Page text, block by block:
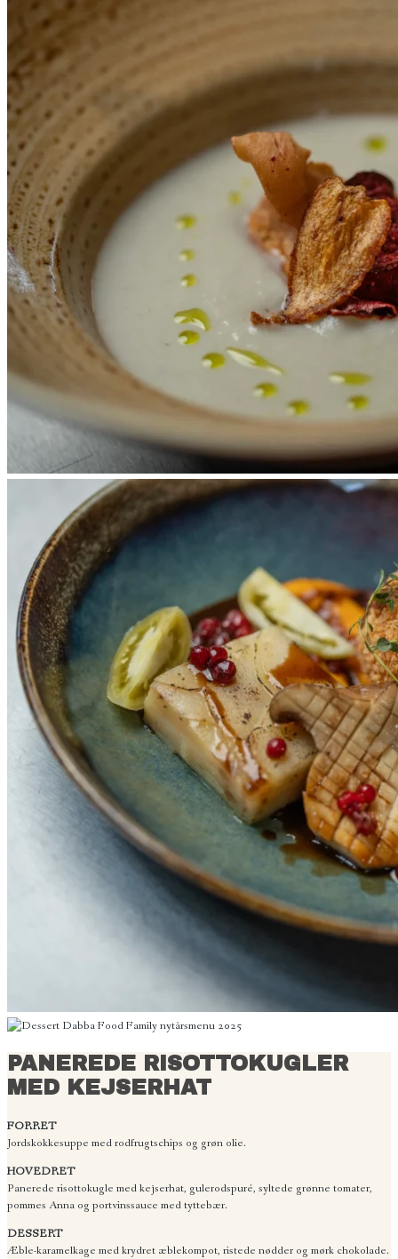
PANEREDE RISOTTOKUGLER
MED KEJSERHAT
FORRET
Jordskokkesuppe med rodfrugtschips og grøn olie.
HOVEDRET
Panerede risottokugle med kejserhat, gulerodspuré, syltede grønne tomater,
pommes Anna og portvinssauce med tyttebær.
DESSERT
Æble-karamelkage med krydret æblekompot, ristede nødder og mørk chokolade.